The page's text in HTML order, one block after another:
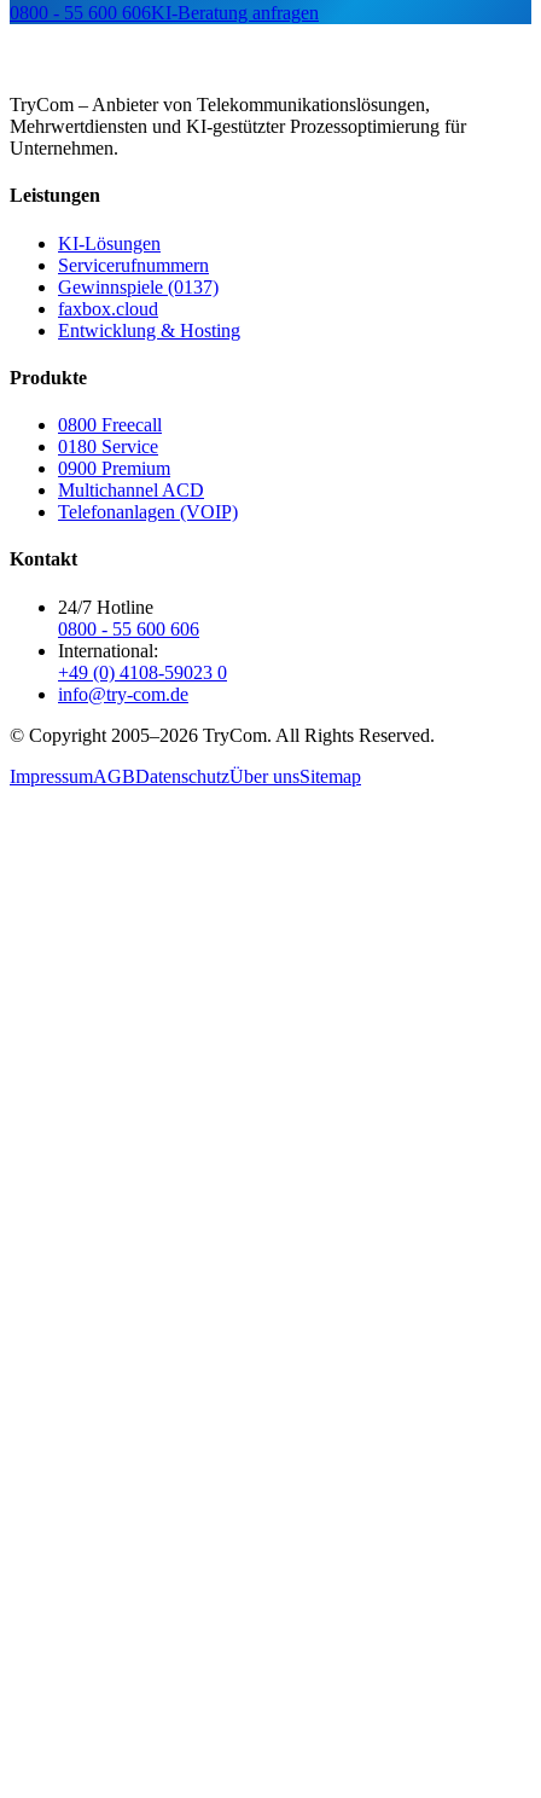
0800 - 55 600 606KI-Beratung anfragen
TryCom – Anbieter von Telekommunikationslösungen,
Mehrwertdiensten und KI-gestützter Prozessoptimierung für
Unternehmen.
Leistungen
KI-Lösungen
Servicerufnummern
Gewinnspiele (0137)
faxbox.cloud
Entwicklung & Hosting
Produkte
0800 Freecall
0180 Service
0900 Premium
Multichannel ACD
Telefonanlagen (VOIP)
Kontakt
24/7 Hotline
0800 - 55 600 606
International:
+49 (0) 4108-59023 0
info@try-com.de
© Copyright 2005–2026 TryCom. All Rights Reserved.
ImpressumAGBDatenschutzÜber unsSitemap